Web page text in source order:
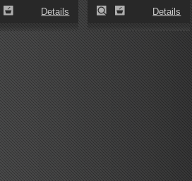
Details Details